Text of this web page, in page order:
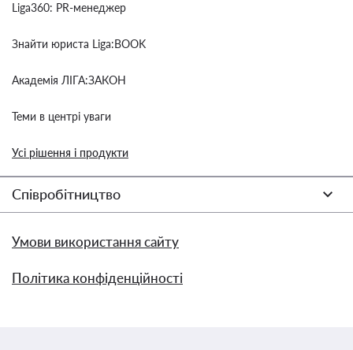
Liga360: PR-менеджер
Знайти юриста Liga:BOOK
Академія ЛІГА:ЗАКОН
Теми в центрі уваги
Усі рішення і продукти
Співробітництво
Умови використання сайту
Політика конфіденційності